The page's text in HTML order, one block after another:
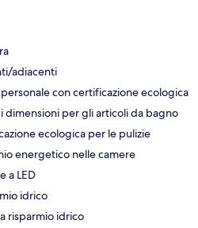
adiacenti
con certificazione ecologica
dimensioni per gli articoli da bagno
ecologica per le pulizie
energetico nelle camere
a LED
idrico
risparmio idrico